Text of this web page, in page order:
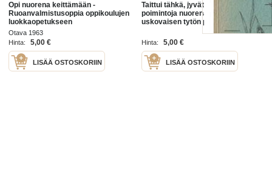
Opi nuorena keittämään -
Ruoanvalmistusoppia oppikoulujen
luokkaopetukseen
Otava 1963
Hinta:
5,00 €
LISÄÄ OSTOSKORIIN
Taittui tähkä, jyvät jäivät :
poimintoja nuorena nukkuneen,
uskovaisen tytön päiväkirjasta /
Hinta: 5,00 €
LISÄÄ OSTOSKORIIN